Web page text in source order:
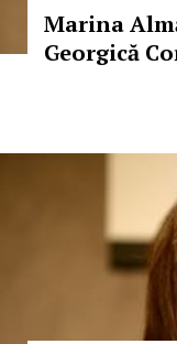
Marina
Georgică